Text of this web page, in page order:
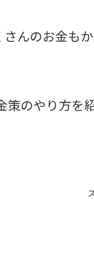
んのお金も
のやり方を